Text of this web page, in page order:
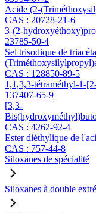
Acide (2-
CAS : 20728-21-6
3-(2-
23785-50-4
Sel trisodique de
CAS : 128850-89-5
1,1,3,3-tétraméthyl-1-
137407-65-9
[3,3-
CAS : 4262-92-4
Ester diéthylique de
CAS : 757-44-8
Siloxanes de spécialité
Siloxanes à double